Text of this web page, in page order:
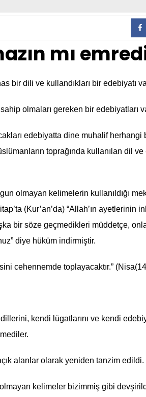
mı
bir dili ve kullandıkları bir edebiyatı
olmaları gereken bir edebiyatları
edebiyatta dine muhalif herhangi
toprağında kullanılan dil
olmayan kelimelerin kullanıldığı
(Kur’an’da) “Allah’ın ayetlerinin
bir söze geçmedikleri müddetçe,
diye hüküm indirmiştir.
cehennemde toplayacaktır.”
kendi lügatlarını ve kendi
alanlar olarak yeniden tanzim edildi.
kelimeler bizimmiş gibi